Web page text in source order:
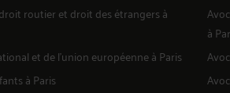
routier et droit des étrangersà
à
et de l'union européenneà Paris
à Paris